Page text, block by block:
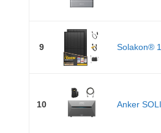
9 Solakon®
10 Anker